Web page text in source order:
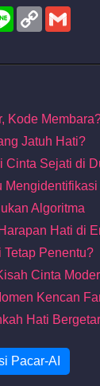
Line Copy
Link
Kode
Jatuh Hati?
Cinta Sejati di
Algoritma
Hati di
Tetap Penentu?
Cinta
Kencan
Hati
Pacar-AI